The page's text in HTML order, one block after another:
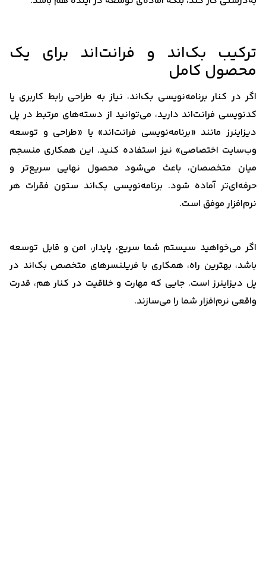
ترکیب بک‌اند و فرانت‌اند برای یک
محصول کامل
اگر در کنار برنامه‌نویسی بک‌اند، نیاز به طراحی رابط کاربری یا
کدنویسی فرانت‌اند دارید، می‌توانید از دسته‌های مرتبط در پل
دیزاینرز مانند «برنامه‌نویسی فرانت‌اند» یا «طراحی و توسعه
وب‌سایت اختصاصی» نیز استفاده کنید. این همکاری منسجم
میان متخصصان، باعث می‌شود محصول نهایی سریع‌تر و
حرفه‌ای‌تر آماده شود. برنامه‌نویسی بک‌اند ستون فقرات هر
نرم‌افزار موفق است.
اگر می‌خواهید سیستم شما سریع، پایدار، امن و قابل توسعه
باشد، بهترین راه، همکاری با فریلنسرهای متخصص بک‌اند در
پل دیزاینرز است. جایی که مهارت و خلاقیت در کنار هم، قدرت
واقعی نرم‌افزار شما را می‌سازند.